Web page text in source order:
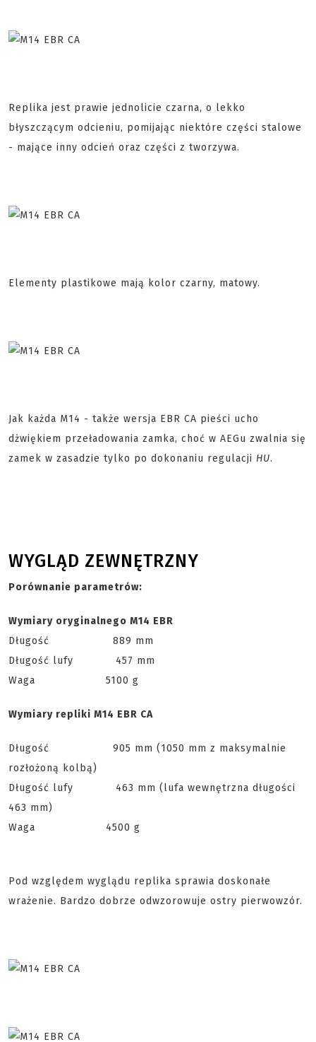
Replika jest prawie jednolicie czarna, o lekko
błyszczącym odcieniu, pomijając niektóre części stalowe
- mające inny odcień oraz części z tworzywa.
Elementy plastikowe mają kolor czarny, matowy.
Jak każda M14 - także wersja EBR CA pieści ucho
dżwiękiem przeładowania zamka, choć w AEGu zwalnia się
zamek w zasadzie tylko po dokonaniu regulacji HU.
WYGLĄD ZEWNĘTRZNY
Porównanie parametrów:
Wymiary oryginalnego M14 EBR
Długość 889 mm
Długość lufy 457 mm
Waga 5100 g
Wymiary repliki M14 EBR CA
Długość 905 mm (1050 mm z maksymalnie
rozłożoną kolbą)
Długość lufy 463 mm (lufa wewnętrzna długości
463 mm)
Waga 4500 g
Pod względem wyglądu replika sprawia doskonałe
wrażenie. Bardzo dobrze odwzorowuje ostry pierwowzór.